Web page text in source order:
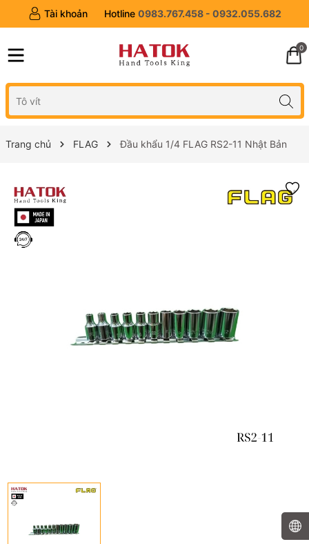
Tài khoản Hotline 0983.767.458 - 0932.055.682
0
Trang chủ FLAG Đầu khẩu 1/4 FLAG RS2-11 Nhật Bản